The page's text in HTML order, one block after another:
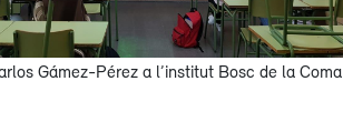
Gámez-Pérez a l’institut Bosc de la Coma